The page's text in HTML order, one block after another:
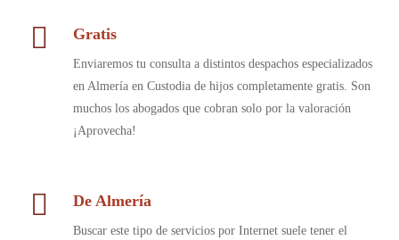
Gratis
Enviaremos tu consulta a distintos despachos especializados
en Almería en Custodia de hijos completamente gratis. Son
muchos los abogados que cobran solo por la valoración
¡Aprovecha!
De Almería
Buscar este tipo de servicios por Internet suele tener el